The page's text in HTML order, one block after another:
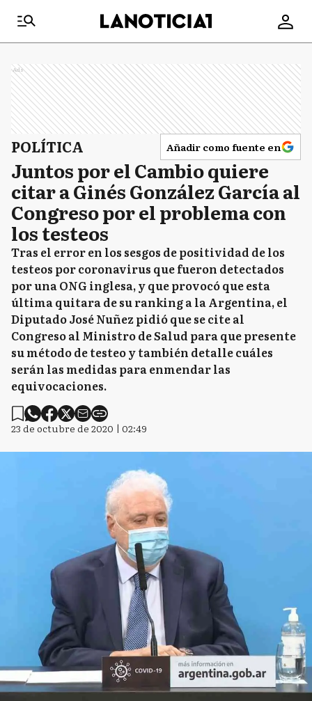
Ads
POLÍTICA Añadir como fuente en
Juntos por el Cambio quiere
citar a Ginés González García al
Congreso por el problema con
los testeos
Tras el error en los sesgos de positividad de los
testeos por coronavirus que fueron detectados
por una ONG inglesa, y que provocó que esta
última quitara de su ranking a la Argentina, el
Diputado José Nuñez pidió que se cite al
Congreso al Ministro de Salud para que presente
su método de testeo y también detalle cuáles
serán las medidas para enmendar las
equivocaciones.
23 de octubre de 2020 | 02:49